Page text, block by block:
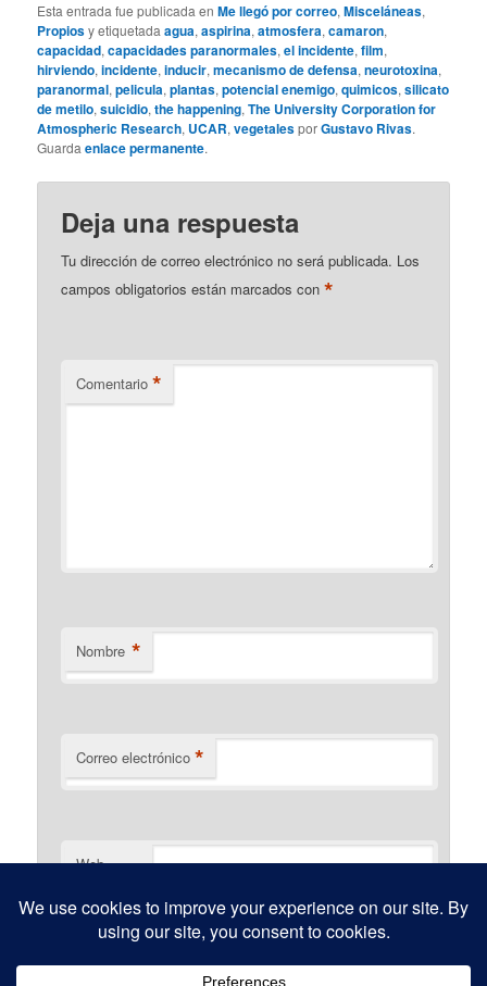
Esta entrada fue publicada enMe llegó por correo,Misceláneas,
Propiosy etiquetadaagua,aspirina,atmosfera,camaron,
capacidad,capacidades paranormales,el incidente,film,
hirviendo,incidente,inducir,mecanismo de defensa,neurotoxina,
paranormal,pelicula,plantas,potencial enemigo,quimicos,silicato
de metilo,suicidio,the happening,The University Corporation for
Atmospheric Research, UCAR,vegetalesporGustavo Rivas.
Guardaenlace permanente.
Deja una respuesta
Tu dirección de correo electrónico no será publicada. Los
campos obligatorios están marcados con*
Comentario *
Nombre *
Correo electrónico *
Web